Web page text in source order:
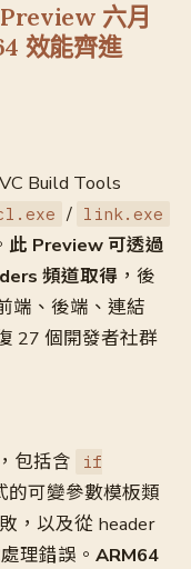
六月
效能齊進
Build Tools
/ link.exe
此 Preview 可透過
頻道取得 ，後
端、後端、連結
27 個開發者社群
包括含
if
的可變參數模板類
，以及從 header
理錯誤。 ARM64